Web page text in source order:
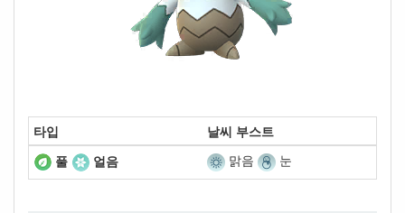
타입
날씨 부스트
풀
얼음 맑음 눈